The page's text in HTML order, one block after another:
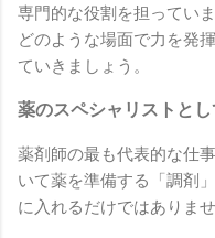
専門的な役割を担ってい
どのような場面で力を発
ていきましょう。
薬のスペシャリストと
薬剤師の最も代表的な仕
いて薬を準備する「調剤
に入れるだけではありませ